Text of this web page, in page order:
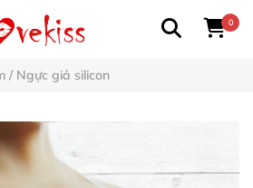
0
/ Ngực giả silicon